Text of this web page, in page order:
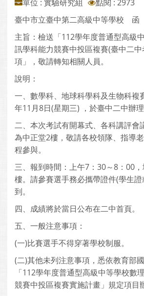
單位 : 實驗研究組
點閱 : 2973
臺中市立臺中第二高級中等學校 函
主旨：檢送「112學年度普通型高級
訊學科能力競賽中投區複賽(臺中二
項」，敬請轉知相關人員。
說明：
一、數學科、地球科學科及生物科複
年11月8日(星期三) ，於臺中二中辦理
二、本次考試有開幕式、各科講評會
為中正堂2樓，敬請各校領隊、指導
程參與。
三、報到時間：上午7：30～8：00
樓。請參賽選手務必攜帶證件(學生
到。
四、成績將於當日公布在二中首頁。
五、一般注意事項：
(一)比賽選手不得穿著學校制服。
(二)其他未列注意事項，悉依教育部
「112學年度普通型高級中等學校數
競賽中投區複賽實施計畫」規定項目